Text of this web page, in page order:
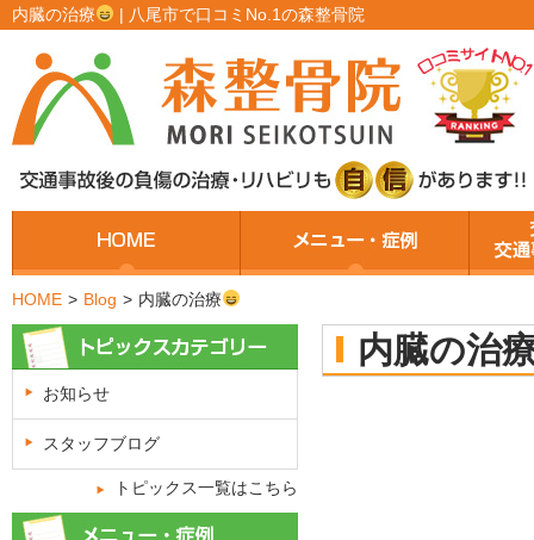
内臓の治療 | 八尾市で口コミNo.1の森整骨院
HOME > Blog > 内臓の治療
内臓の治
お知らせ
スタッフブログ
トピックス一覧はこちら